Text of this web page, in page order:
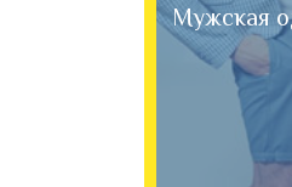
Мужская